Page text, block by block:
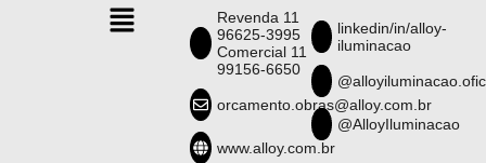
Revenda 11
96625-3995
Comercial 11
99156-6650
orcamento.obras@alloy.com.br
www.alloy.com.br
linkedin/in/alloy-
iluminacao
@AlloyIluminacao